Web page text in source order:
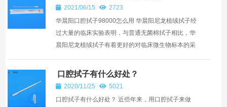
2021/06/15
2723
华晨阳口腔拭子98000怎么用 华晨阳尼龙植绒拭子经
过大量的临床实验表明，与普通无菌棉拭子相比，华
晨阳尼龙植绒拭子有着更好的对临床微生物标本的采
间过长的标...
口腔拭子有什么好处？
2020/11/25
5021
口腔拭子有什么好处？ 近些年来，用口腔拭子来做